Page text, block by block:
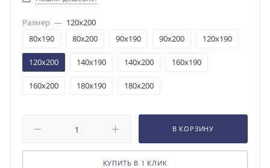
Размер — 120x200
80x190
80x200 90x190 90x200 120x190
120x200 140x190 140x200 160x190
160x200 180x190 180x200
В КОРЗИНУ
КУПИТЬ В 1 КЛИК